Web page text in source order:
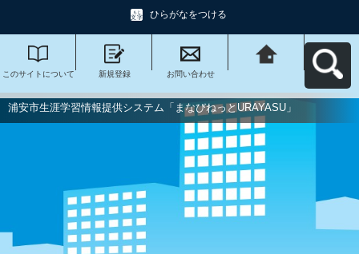
ひらがなをつける
このサイトについて 新規登録 お問い合わせ
びねっと
URAYASU」へ戻る
浦安市生涯学習情報提供システム「まなびねっとURAYASU」